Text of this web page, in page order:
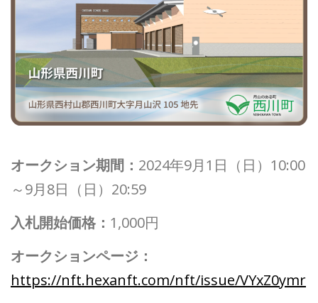
オークション期間： 2024年9月1日（日）10:00
～9月8日（日）20:59
入札開始価格： 1,000円
オークションページ：
https://nft.hexanft.com/nft/issue/VYxZ0ymr